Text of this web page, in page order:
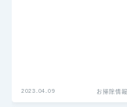
2023.04.09 お掃除情